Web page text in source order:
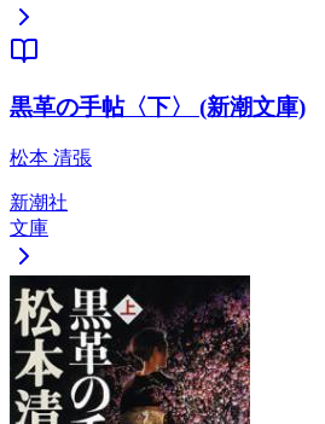
黒革の手帖〈下〉 (新潮文庫)
松本 清張
新潮社
文庫